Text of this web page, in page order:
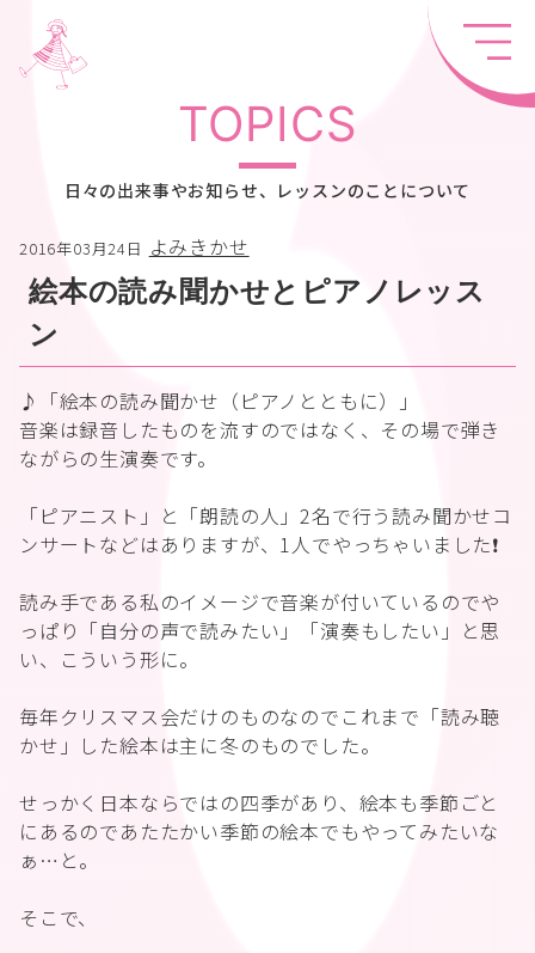
TOPICS
日々の出来事やお知らせ、レッスンのことについて
2016年03月24日 よみきかせ
絵本の読み聞かせとピアノレッス
ン
♪「絵本の読み聞かせ（ピアノとともに）」
音楽は録音したものを流すのではなく、その場で弾き
ながらの生演奏です。
「ピアニスト」と「朗読の人」2名で行う読み聞かせコ
ンサートなどはありますが、1人でやっちゃいました❗️
読み手である私のイメージで音楽が付いているのでや
っぱり「自分の声で読みたい」「演奏もしたい」と思
い、こういう形に。
毎年クリスマス会だけのものなのでこれまで「読み聴
かせ」した絵本は主に冬のものでした。
せっかく日本ならではの四季があり、絵本も季節ごと
にあるのであたたかい季節の絵本でもやってみたいな
ぁ…と。
そこで、